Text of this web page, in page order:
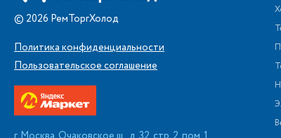
© 2026 РемТоргХолод
Политика конфиденциальности
Пользовательское соглашение